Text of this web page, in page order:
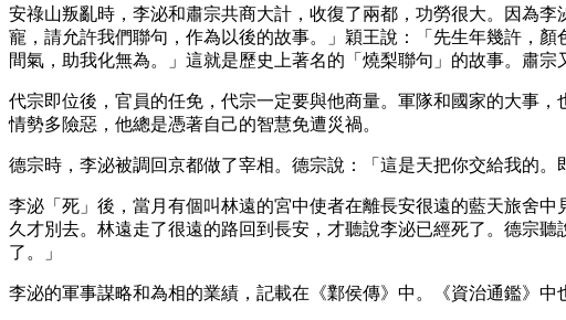
安祿山叛亂時，李泌和肅宗共商大計，收復了兩都，功勞很大。因為
寵，請允許我們聯句，作為以後的故事。」穎王說：「先生年幾許，
間氣，助我化無為。」這就是歷史上著名的「燒梨聯句」的故事。肅
代宗即位後，官員的任免，代宗一定要與他商量。軍隊和國家的大事
情勢多險惡，他總是憑著自己的智慧免遭災禍。
德宗時，李泌被調回京都做了宰相。德宗說：「這是天把你交給我的
李泌「死」後，當月有個叫林遠的宮中使者在離長安很遠的藍天旅舍
久才別去。林遠走了很遠的路回到長安，才聽說李泌已經死了。德宗
了。」
李泌的軍事謀略和為相的業績，記載在《鄴侯傳》中。《資治通鑑》中